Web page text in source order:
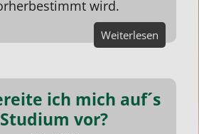
wird.
Weiterlesen
ich mich auf´s
Studium vor?